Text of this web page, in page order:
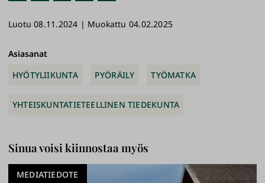
ok
y
n
link
Luotu 08.11.2024 | Muokattu 04.02.2025
Asiasanat
HYÖTYLIIKUNTA
PYÖRÄILY TYÖMATKA
YHTEISKUNTATIETEELLINEN TIEDEKUNTA
Sinua voisi kiinnostaa myös
MEDIATIEDOTE